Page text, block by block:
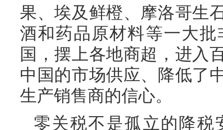
果、埃及鲜橙、摩洛哥生
酒和药品原材料等一大
国，摆上各地商超，进入
中国的市场供应、降低了
生产销售商的信心。
零关税不是孤立的降税